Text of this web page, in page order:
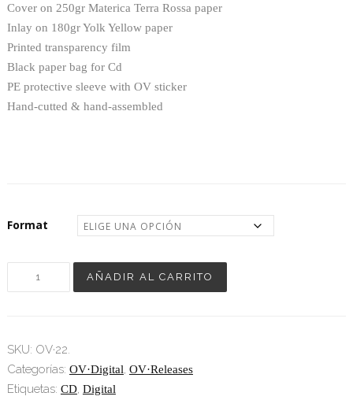
Cover on 250gr Materica Terra Rossa paper
Inlay on 180gr Yolk Yellow paper
Printed transparency film
Black paper bag for Cd
PE protective sleeve with OV sticker
Hand-cutted & hand-assembled
Format
AÑADIR AL CARRITO
SKU: OV·22
Categorías: OV·Digital OV·Releases
Etiquetas: CD, Digital